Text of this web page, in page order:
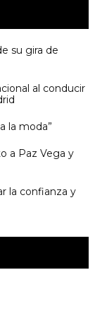
su gira de
al conducir
la moda”
a Paz Vega y
la confianza y